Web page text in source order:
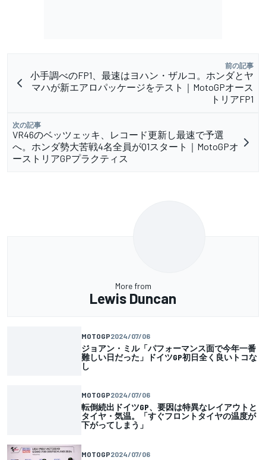
前の記事
小手調べのFP1、最速はヨハン・ザルコ。ホンダとヤ
マハが新エアロパッケージをテスト｜MotoGPオース
トリアFP1
次の記事
VR46のベッツェッキ、レコード更新し最速で予選
へ。ホンダ勢大苦戦4名全員がQ1スタート｜MotoGPオ
ーストリアGPプラクティス
More from
Lewis Duncan
MOTOGP2024/07/06
ジョアン・ミル「パフォーマンス面で今年一番
難しい日だった」ドイツGP初日全く良いトコな
し
MOTOGP2024/07/06
転倒続出ドイツGP、要因は特異なレイアウトと
タイヤ・気温。「すぐフロントタイヤの温度が
下がってしまう」
MOTOGP2024/07/06